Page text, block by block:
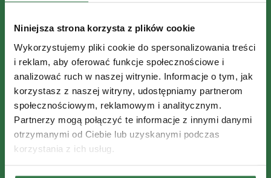
Niniejsza strona korzysta z plików cookie
Wykorzystujemy pliki cookie do spersonalizowania treści
i reklam, aby oferować funkcje społecznościowe i
analizować ruch w naszej witrynie. Informacje o tym, jak
korzystasz z naszej witryny, udostępniamy partnerom
społecznościowym, reklamowym i analitycznym.
Partnerzy mogą połączyć te informacje z innymi danymi
otrzymanymi od Ciebie lub uzyskanymi podczas
korzystania z ich usług.